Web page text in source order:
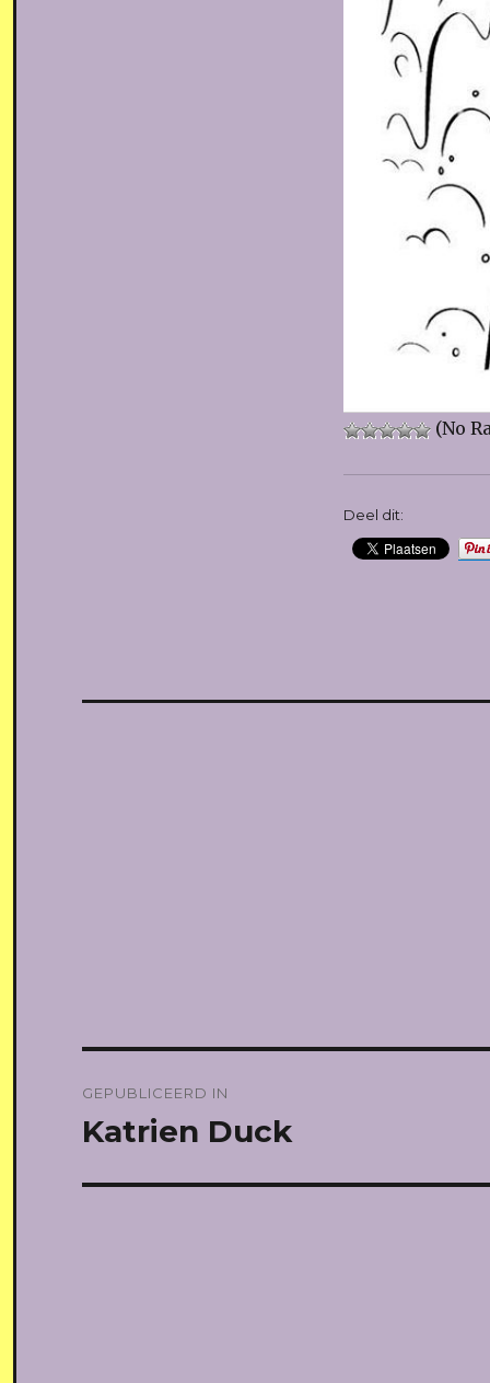
(No
Deel dit:
navigatie
GEPUBLICEERD IN
Katrien Duck